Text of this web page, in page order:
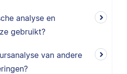
analyse en
gebruikt?
van andere